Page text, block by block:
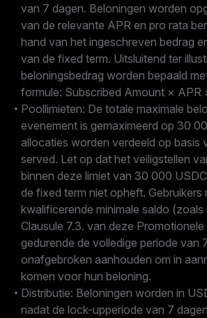
van 7 dagen. Beloningen worden
van de relevante APR en pro rata
hand van het ingeschreven bedrag
van de fixed term. Uitsluitend ter
beloningsbedrag worden bepaald
formule: Subscribed Amount ×
Poollimieten: De totale maximale
evenement is gemaximeerd op 30
allocaties worden verdeeld op basis
served. Let op dat het veiligstellen
binnen deze limiet van 30 000
de fixed term niet opheft. Gebruikers
kwalificerende minimale saldo (zoals
Clausule 7.3. van deze
gedurende de volledige periode van
onafgebroken aanhouden om in
komen voor hun beloning.
Distributie: Beloningen worden in
nadat de lock-upperiode van 7